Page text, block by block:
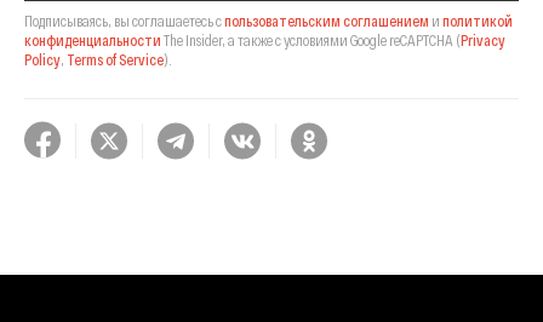
Подписываясь, вы соглашаетесь спользовательским соглашением и политикой
конфиденциальности The Insider, а также с условиями Google reCAPTCHA (Privacy
Policy Terms of Service).